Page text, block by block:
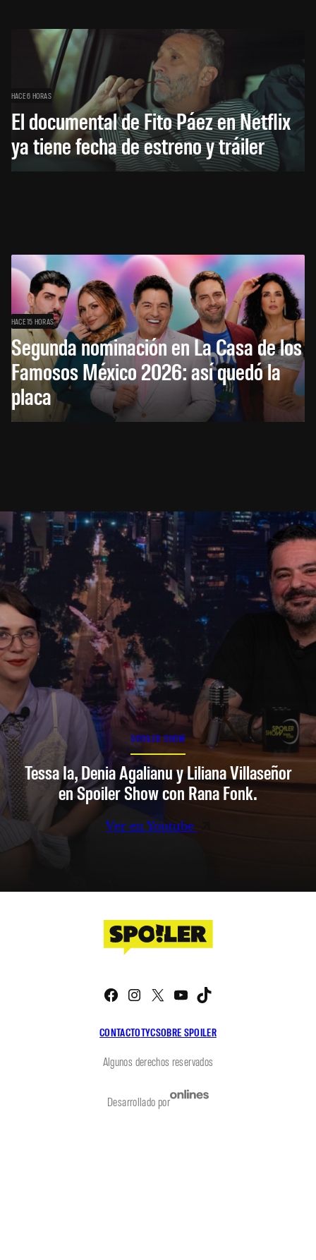
HACE 6 HORAS
El documental de Fito Páez en Netflix
ya tiene fecha de estreno y tráiler
HACE 15 HORAS
Segunda nominación en La Casa de los
Famosos México 2026: así quedó la
placa
SPOILER SHOW
Tessa Ia, Denia Agalianu y Liliana Villaseñor
en Spoiler Show con Rana Fonk.
Ver en Youtube
CONTACTOTYCSOBRE SPOILER
Facebook
Instagram
X YouTube
Algunos derechos reservados
Desarrollado por